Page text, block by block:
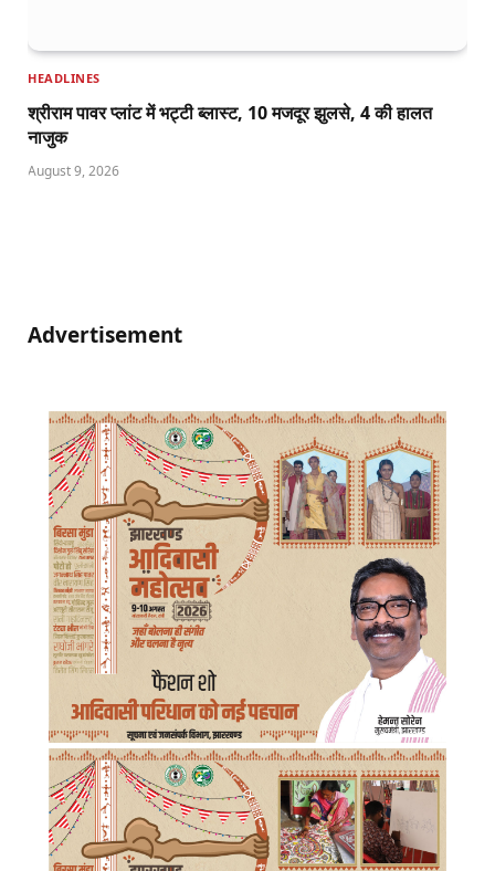
HEADLINES
श्रीराम पावर प्लांट में भट्टी ब्लास्ट, 10 मजदूर झुलसे, 4 की हालत
नाजुक
August 9, 2026
Advertisement